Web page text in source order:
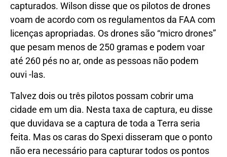
capturados. Wilson disse que os pilotos de drones
voam de acordo com os regulamentos da FAA com
licenças apropriadas. Os drones são “micro drones”
que pesam menos de 250 gramas e podem voar
até 260 pés no ar, onde as pessoas não podem
ouvi -las.
Talvez dois ou três pilotos possam cobrir uma
cidade em um dia. Nesta taxa de captura, eu disse
que duvidava se a captura de toda a Terra seria
feita. Mas os caras do Spexi disseram que o ponto
não era necessário para capturar todos os pontos